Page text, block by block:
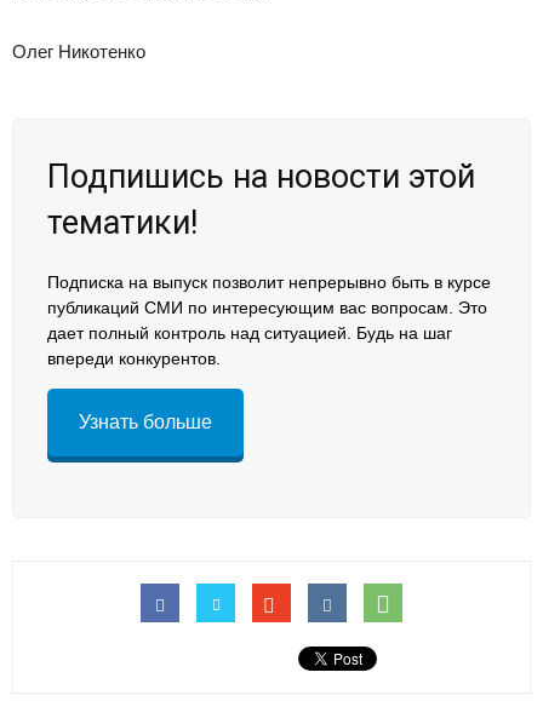
Олег Никотенко
Подпишись на новости этой
тематики!
Подписка на выпуск позволит непрерывно быть в курсе
публикаций СМИ по интересующим вас вопросам. Это
дает полный контроль над ситуацией. Будь на шаг
впереди конкурентов.
Узнать больше